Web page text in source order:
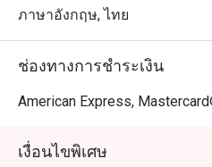
ภาษาอังกฤษ, ไทย
ช่องทางการชำระเงิน
American Express,
เงื่อนไขพิเศษ